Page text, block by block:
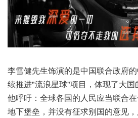
李雪健先生饰演的是中国联合政府
续推进"流浪星球"项目，体现了大国
他呼吁：全球各国的人民应当联合
地下堡垒，并没有征求别国的意见